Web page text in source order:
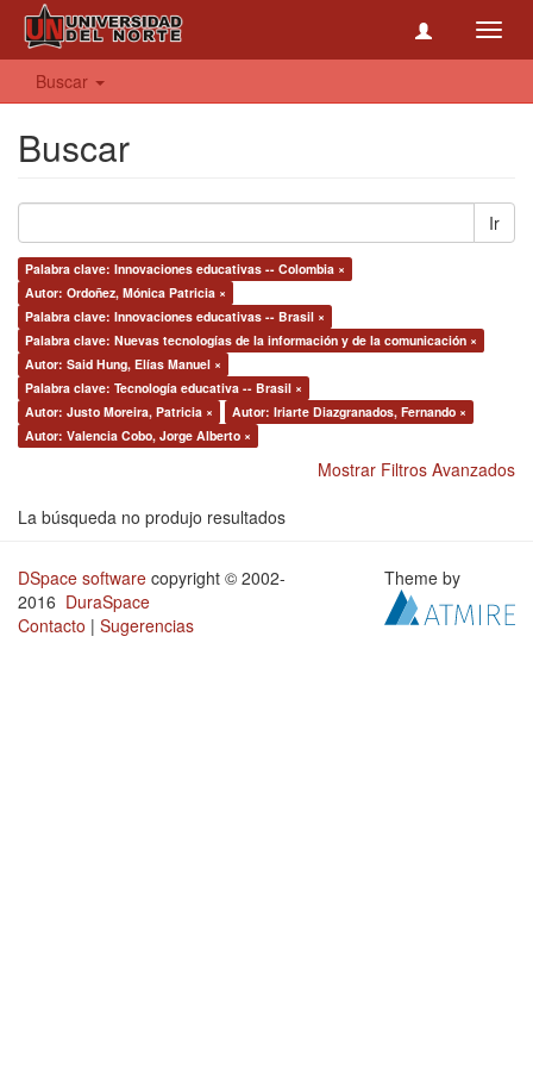
Buscar
Buscar
Ir
Palabra clave: Innovaciones educativas -- Colombia ×
Autor: Ordoñez, Mónica Patricia ×
Palabra clave: Innovaciones educativas -- Brasil ×
Palabra clave: Nuevas tecnologías de la información y de la comunicación ×
Autor: Said Hung, Elías Manuel ×
Palabra clave: Tecnología educativa -- Brasil ×
Autor: Justo Moreira, Patricia ×
Autor: Iriarte Diazgranados, Fernando ×
Autor: Valencia Cobo, Jorge Alberto ×
Mostrar Filtros Avanzados
La búsqueda no produjo resultados
DSpace software copyright © 2002-
2016 DuraSpace
Contacto | Sugerencias
Theme by